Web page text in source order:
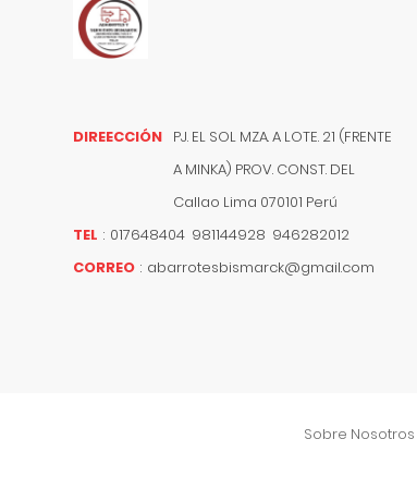
DIREECCIÓN PJ. EL SOL MZA. A LOTE. 21 (FRENTE
A MINKA) PROV. CONST. DEL
Callao Lima 070101 Perú
TEL : 017648404 981144928 946282012
CORREO : abarrotesbismarck@gmail.com
Sobre Nosotros